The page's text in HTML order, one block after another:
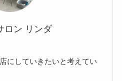
ロン リンダ
にしていきたいと考えてい